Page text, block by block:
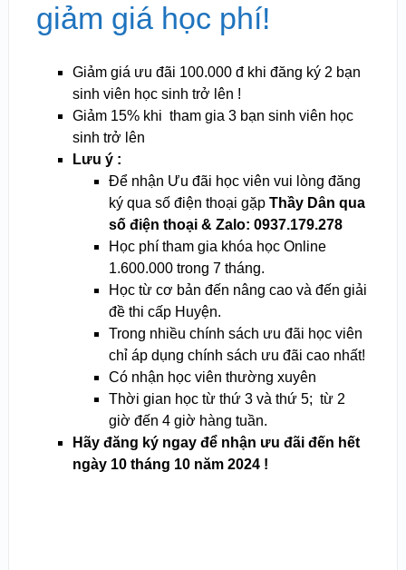
giảm giá học phí!
Giảm giá ưu đãi 100.000 đ khi đăng ký 2 bạn
sinh viên học sinh trở lên !
Giảm 15% khi tham gia 3 bạn sinh viên học
sinh trở lên
Lưu ý :
Để nhận Ưu đãi học viên vui lòng đăng
ký qua số điện thoại gặp Thầy Dân qua
số điện thoại & Zalo: 0937.179.278
Học phí tham gia khóa học Online
1.600.000 trong 7 tháng.
Học từ cơ bản đến nâng cao và đến giải
đề thi cấp Huyện.
Trong nhiều chính sách ưu đãi học viên
chỉ áp dụng chính sách ưu đãi cao nhất!
Có nhận học viên thường xuyên
Thời gian học từ thứ 3 và thứ 5; từ 2
giờ đến 4 giờ hàng tuần.
Hãy đăng ký ngay để nhận ưu đãi đến hết
ngày 10 tháng 10 năm 2024 !